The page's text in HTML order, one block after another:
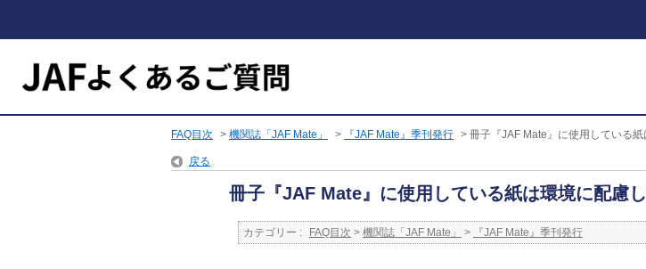
FAQ目次 > 機関誌「JAF Mate」 > 『JAF Mate』季刊発行 > 冊子『JAF Mate』に使用している
戻る
冊子『JAF Mate』に使用している紙は環境に配慮
カテゴリー : FAQ目次 > 機関誌「JAF Mate」 > 『JAF Mate』季刊発行